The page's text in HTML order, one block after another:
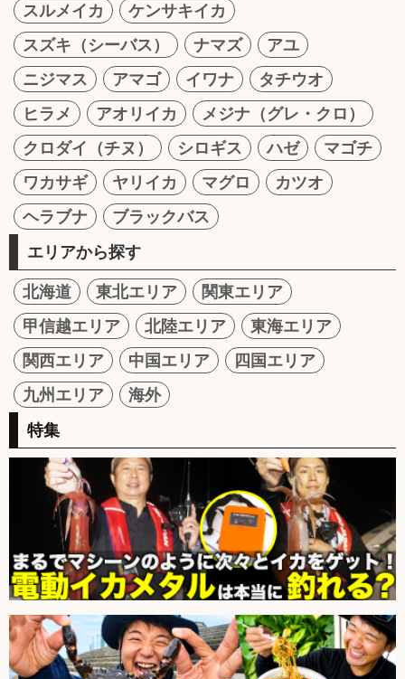
スルメイカ
ケンサキイカ
スズキ（シーバス）
ナマズ
アユ
ニジマス
アマゴ イワナ
タチウオ
ヒラメ
アオリイカ
メジナ（グレ・クロ）
クロダイ（チヌ）
シロギス ハゼ
マゴチ
ワカサギ
ヤリイカ マグロ
カツオ
ヘラブナ
ブラックバス
エリアから探す
北海道 東北エリア
関東エリア
甲信越エリア
北陸エリア
東海エリア
関西エリア
中国エリア
四国エリア
九州エリア
海外
特集